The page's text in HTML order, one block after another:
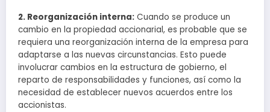
2. Reorganización interna: Cuando se produce un
cambio en la propiedad accionarial, es probable que se
requiera una reorganización interna de la empresa para
adaptarse a las nuevas circunstancias. Esto puede
involucrar cambios en la estructura de gobierno, el
reparto de responsabilidades y funciones, así como la
necesidad de establecer nuevos acuerdos entre los
accionistas.